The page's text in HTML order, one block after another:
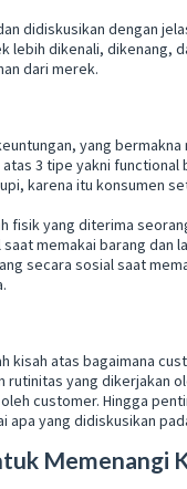
didiskusikan dengan
lebih dikenali, dikenang,
dari merek.
yang
3 tipe yakni
karena itu konsumen
fisik yang diterima
memakai barang dan
secara sosial saat
kisah atas bagaimana
rutinitas yang dikerjakan
customer. Hingga
yang didiskusikan
Memenangi